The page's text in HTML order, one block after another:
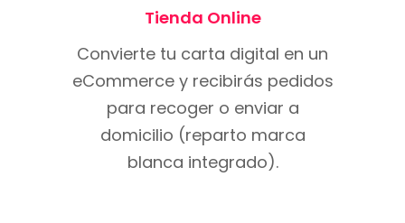
Tienda Online
Convierte tu carta digital en un
eCommerce y recibirás pedidos
para recoger o enviar a
domicilio (reparto marca
blanca integrado).